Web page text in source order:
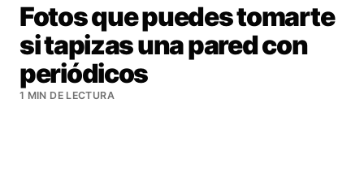
Fotos que puedes tomarte
si tapizas una pared con
periódicos
1 MIN DE LECTURA